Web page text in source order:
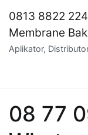
content
0813 8822
Membrane
Aplikator,
08 77